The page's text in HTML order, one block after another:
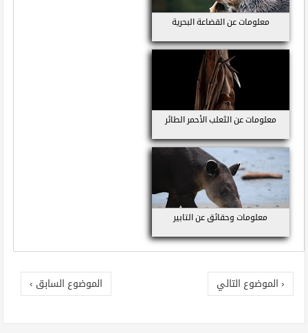
معلومات عن القضاعة البحرية
معلومات عن الثعلب الأحمر الطائر
معلومات وحقائق عن التابير
‹ الموضوع التالي الموضوع السابق ›